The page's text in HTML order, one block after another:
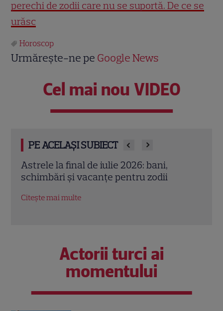
perechi de zodii care nu se suportă. De ce se
urăsc
Horoscop
Urmărește-ne pe Google News
Cel mai nou VIDEO
PE ACELAȘI SUBIECT
Cristina Demetrescu, horoscop: Zodia
care începe un nou capitol după Luna
Actorii turci ai
momentului